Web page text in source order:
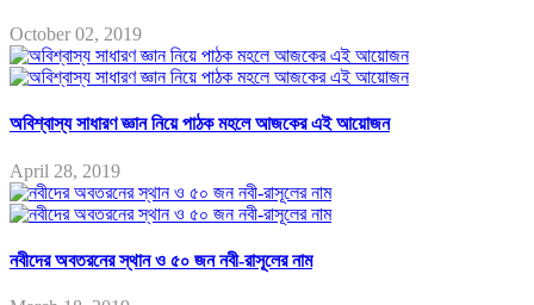
October 02, 2019
অবিশ্বাস্য সাধারণ জ্ঞান নিয়ে পাঠক মহলে আজকের এই আয়োজন
April 28, 2019
নবীদের অবতরনের স্থান ও ৫০ জন নবী-রাসূলের নাম